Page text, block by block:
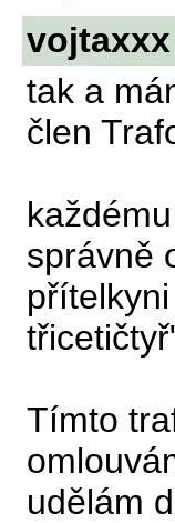
vojtaxxx
tak a
člen
správně
Tímto
udělám